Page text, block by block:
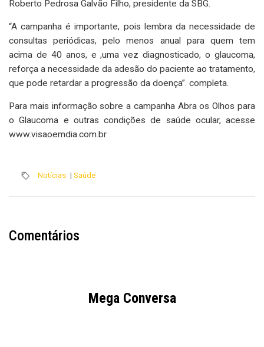
Roberto Pedrosa Galvão Filho, presidente da SBG.
“A campanha é importante, pois lembra da necessidade de
consultas periódicas, pelo menos anual para quem tem
acima de 40 anos, e ,uma vez diagnosticado, o glaucoma,
reforça a necessidade da adesão do paciente ao tratamento,
que pode retardar a progressão da doença”. completa.
Para mais informação sobre a campanha Abra os Olhos para
o Glaucoma e outras condições de saúde ocular, acesse
www.visaoemdia.com.br
Notícias | Saúde
Comentários
Mega Conversa